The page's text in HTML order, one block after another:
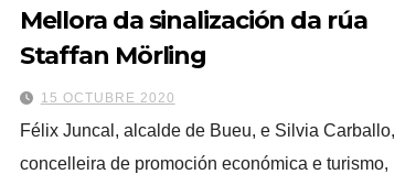
Mellora da sinalización da rúa
Staffan Mörling
15 OCTUBRE 2020
Félix Juncal, alcalde de Bueu, e Silvia Carballo,
concelleira de promoción económica e turismo,